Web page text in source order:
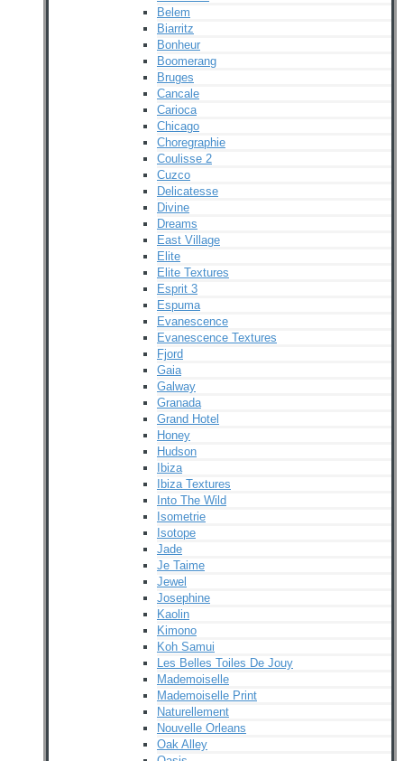
Belem
Biarritz
Bonheur
Boomerang
Bruges
Cancale
Carioca
Chicago
Choregraphie
Coulisse 2
Cuzco
Delicatesse
Divine
Dreams
East Village
Elite
Elite Textures
Esprit 3
Espuma
Evanescence
Evanescence Textures
Fjord
Gaia
Galway
Granada
Grand Hotel
Honey
Hudson
Ibiza
Ibiza Textures
Into The Wild
Isometrie
Isotope
Jade
Je Taime
Jewel
Josephine
Kaolin
Kimono
Koh Samui
Les Belles Toiles De Jouy
Mademoiselle
Mademoiselle Print
Naturellement
Nouvelle Orleans
Oak Alley